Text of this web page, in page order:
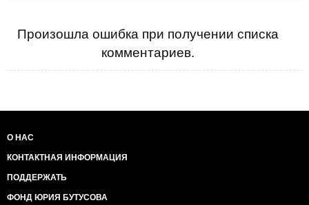
Произошла ошибка при получении списка
комментариев.
О НАС
КОНТАКТНАЯ ИНФОРМАЦИЯ
ПОДДЕРЖАТЬ
ФОНД ЮРИЯ БУТУСОВА